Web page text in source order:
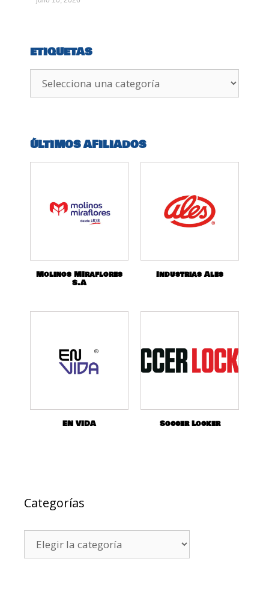
ETIQUETAS
ÚLTIMOS AFILIADOS
Molinos MIraflores
S.A
Industrias Ales
EN VIDA Soccer Locker
Categorías